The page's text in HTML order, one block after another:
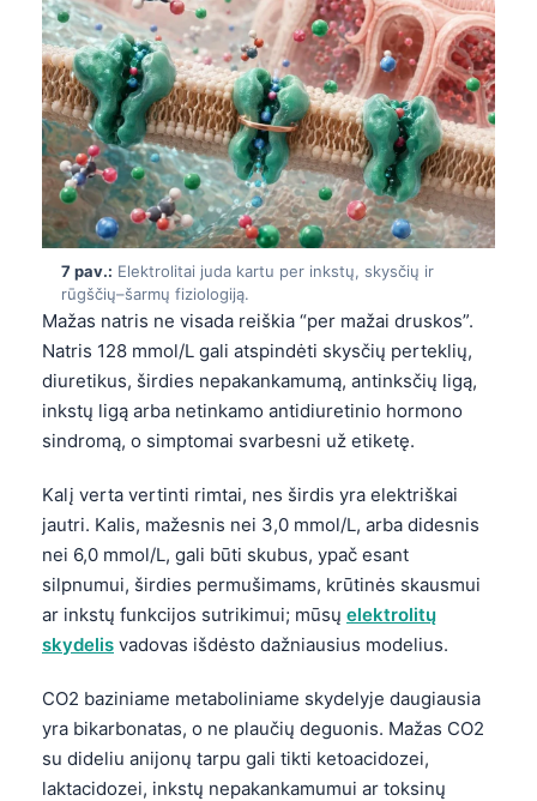
7 pav.: Elektrolitai juda kartu per inkstų, skysčių ir
rūgščių–šarmų fiziologiją.
Mažas natris ne visada reiškia “per mažai druskos”.
Natris 128 mmol/L gali atspindėti skysčių perteklių,
diuretikus, širdies nepakankamumą, antinksčių ligą,
inkstų ligą arba netinkamo antidiuretinio hormono
sindromą, o simptomai svarbesni už etiketę.
Kalį verta vertinti rimtai, nes širdis yra elektriškai
jautri. Kalis, mažesnis nei 3,0 mmol/L, arba didesnis
nei 6,0 mmol/L, gali būti skubus, ypač esant
silpnumui, širdies permušimams, krūtinės skausmui
ar inkstų funkcijos sutrikimui; mūsų elektrolitų
skydelis vadovas išdėsto dažniausius modelius.
CO2 baziniame metaboliniame skydelyje daugiausia
yra bikarbonatas, o ne plaučių deguonis. Mažas CO2
su dideliu anijonų tarpu gali tikti ketoacidozei,
laktacidozei, inkstų nepakankamumui ar toksinų
Српски језик
Svenska
Bosanski
Eesti
日本語
ქართული
Polski
한국어
Slovenščina
Magyar
Shqip
বাংলা
اردو
मराठी
తెలుగు
தமிழ்
ગુજરાતી